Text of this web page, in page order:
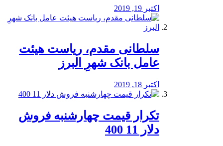
اکتبر 19, 2019
سلطانی مقدم، ریاست هیئت
عامل بانک شهرِ البرز
اکتبر 18, 2019
تکرار قیمت چهارشنبه فروش
دلار 11 400